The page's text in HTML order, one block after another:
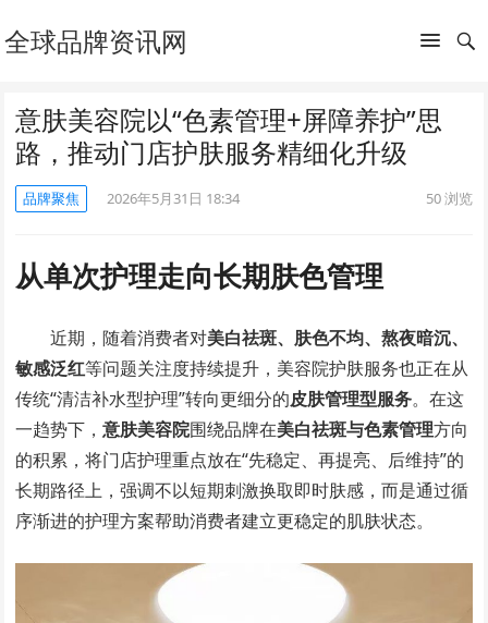
全球品牌资讯网
意肤美容院以“色素管理+屏障养护”思
路，推动门店护肤服务精细化升级
品牌聚焦 2026年5月31日 18:34 50浏览
从单次护理走向长期肤色管理
近期，随着消费者对美白祛斑、肤色不均、熬夜暗沉、
敏感泛红等问题关注度持续提升，美容院护肤服务也正在从
传统“清洁补水型护理”转向更细分的皮肤管理型服务。在这
一趋势下，意肤美容院围绕品牌在美白祛斑与色素管理方向
的积累，将门店护理重点放在“先稳定、再提亮、后维持”的
长期路径上，强调不以短期刺激换取即时肤感，而是通过循
序渐进的护理方案帮助消费者建立更稳定的肌肤状态。